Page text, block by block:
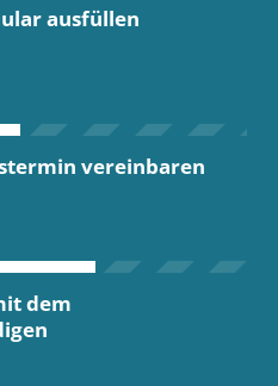
ausfüllen
vereinbaren
dem